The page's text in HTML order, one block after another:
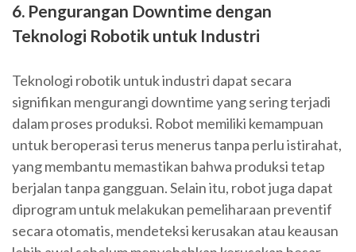
6. Pengurangan Downtime dengan
Teknologi Robotik untuk Industri
Teknologi robotik untuk industri dapat secara
signifikan mengurangi downtime yang sering terjadi
dalam proses produksi. Robot memiliki kemampuan
untuk beroperasi terus menerus tanpa perlu istirahat,
yang membantu memastikan bahwa produksi tetap
berjalan tanpa gangguan. Selain itu, robot juga dapat
diprogram untuk melakukan pemeliharaan preventif
secara otomatis, mendeteksi kerusakan atau keausan